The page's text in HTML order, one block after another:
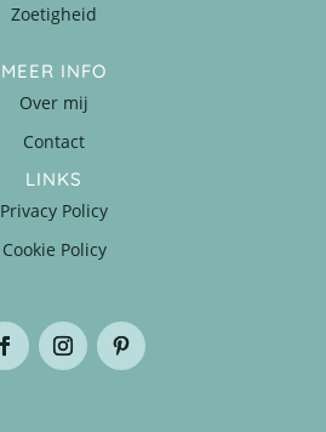
Zoetigheid
MEER INFO
Over mij
Contact
LINKS
Privacy Policy
Cookie Policy